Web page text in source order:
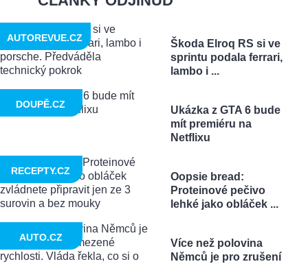
Škoda Elroq RS si ve
sprintu podala ferrari,
lambo i ...
AUTOREVUE.CZ
Ukázka z GTA 6 bude
mít premiéru na
Netflixu
DOUPĚ.CZ
Oopsie bread:
Proteinové pečivo
lehké jako obláček ...
RECEPTY.CZ
Více než polovina
Němců je pro zrušení
AUTO.CZ